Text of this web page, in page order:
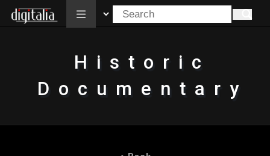
Historic
Documentary